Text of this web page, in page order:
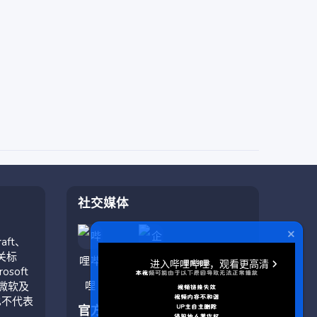
、
标
软及
代表
社交媒体
官方应用